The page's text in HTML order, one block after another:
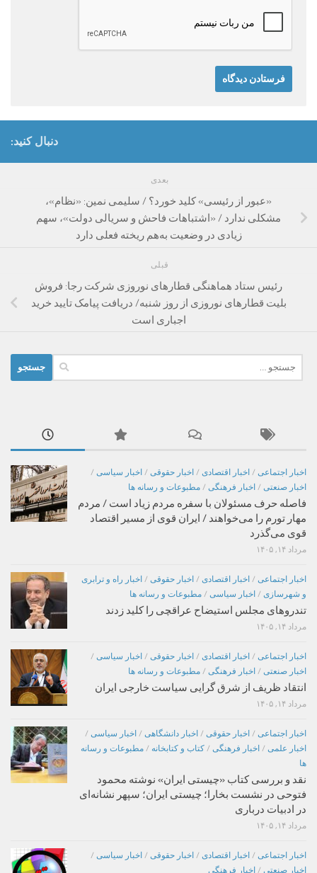
دنبال کنید:
بعدی
«عبور از رئیسی» کلید خورد؟ / سلیمی نمین: «نظام»،
مشکلی ندارد / «اشتباهات فاحش و سریالی دولت»، سهم
زیادی در وضعیت به‌هم ریخته فعلی دارد
قبلی
رئیس ستاد هماهنگی قطارهای نوروزی شرکت رجا: فروش
بلیت قطارهای نوروزی از روز شنبه/ دریافت پیامک تایید خرید
اجباری است
برای:
اخبار اجتماعی / اخبار اقتصادی / اخبار حقوقی / اخبار سیاسی /
اخبار صنعتی / اخبار فرهنگی / مطبوعات و رسانه ها
فاصله حرف مسئولان با سفره مردم زیاد است / مردم
مهار تورم را می‌خواهند / ایران قوی از مسیر اقتصاد
قوی می‌گذرد
مرداد ۱۴, ۱۴۰۵
اخبار اجتماعی / اخبار اقتصادی / اخبار حقوقی / اخبار راه و ترابری
و شهرسازی / اخبار سیاسی / مطبوعات و رسانه ها
تندروهای مجلس استیضاح عراقچی را کلید زدند
مرداد ۱۴, ۱۴۰۵
اخبار اجتماعی / اخبار اقتصادی / اخبار حقوقی / اخبار سیاسی /
اخبار صنعتی / اخبار فرهنگی / مطبوعات و رسانه ها
انتقاد ظریف از شرق گرایی سیاست خارجی ایران
مرداد ۱۴, ۱۴۰۵
اخبار اجتماعی / اخبار حقوقی / اخبار دانشگاهی / اخبار سیاسی /
اخبار علمی / اخبار فرهنگی / کتاب و کتابخانه / مطبوعات و رسانه
ها
نقد و بررسی کتاب «چیستی ایران» نوشته محمود
فتوحی در نشست بخارا؛ چیستی ایران؛ سپهر نشانه‌ای
در ادبیات درباری
مرداد ۱۴, ۱۴۰۵
اخبار اجتماعی / اخبار اقتصادی / اخبار حقوقی / اخبار سیاسی /
اخبار صنعتی / اخبار فرهنگی